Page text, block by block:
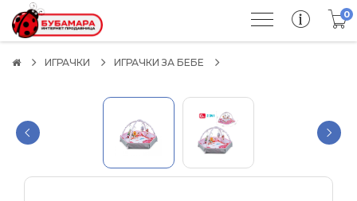
0
ИГРАЧКИ ИГРАЧКИ ЗА БЕБЕ